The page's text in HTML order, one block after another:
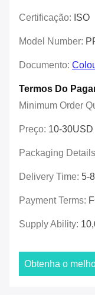
Certificação: ISO
Model Number:
Documento:
Termos Do
Minimum Order
Preço: 10-30USD
Packaging
Delivery Time: 5-
Payment Terms:
Supply Ability:
Obtenha o